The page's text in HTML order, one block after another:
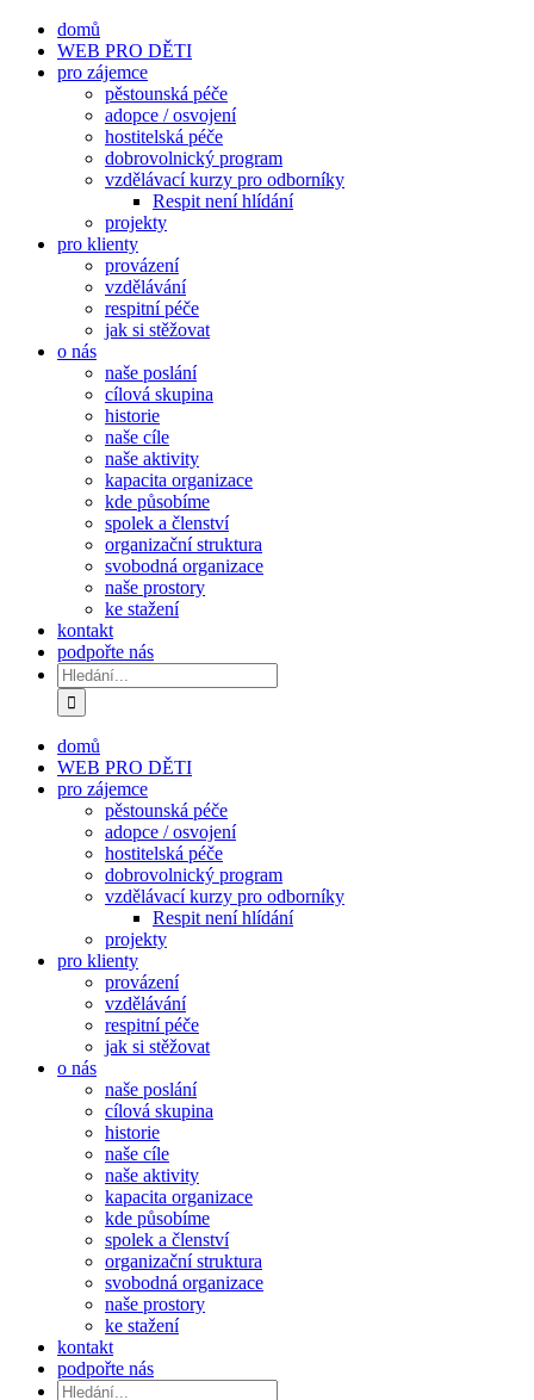
Přeskočit
obsah
domů
WEB PRO DĚTI
pro zájemce
pěstounská péče
adopce / osvojení
hostitelská péče
dobrovolnický program
vzdělávací kurzy pro odborníky
Respit není hlídání
projekty
pro klienty
provázení
vzdělávání
respitní péče
jak si stěžovat
o nás
naše poslání
cílová skupina
historie
naše cíle
naše aktivity
kapacita organizace
kde působíme
spolek a členství
organizační struktura
svobodná organizace
naše prostory
ke stažení
kontakt
podpořte nás
Hledat:
domů
WEB PRO DĚTI
pro zájemce
pěstounská péče
adopce / osvojení
hostitelská péče
dobrovolnický program
vzdělávací kurzy pro odborníky
Respit není hlídání
projekty
pro klienty
provázení
vzdělávání
respitní péče
jak si stěžovat
o nás
naše poslání
cílová skupina
historie
naše cíle
naše aktivity
kapacita organizace
kde působíme
spolek a členství
organizační struktura
svobodná organizace
naše prostory
ke stažení
kontakt
podpořte nás
Hledat: